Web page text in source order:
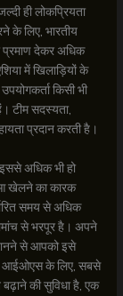
ही लोकप्रियता
के लिए, भारतीय
प्रमाण देकर अधिक
में खिलाड़ियों के
किसी भी
टीम सदस्यता,
प्रदान करती है।
अधिक भी हो
खेलने का कारक
समय से अधिक
से भरपूर है। अपने
से आपको इसे
आईओएस के लिए, सबसे
की सुविधा है, एक